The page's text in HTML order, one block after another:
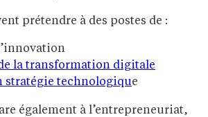
prétendre à des postes de :
la transformation digitale
stratégie technologique
également à l’entrepreneuriat,